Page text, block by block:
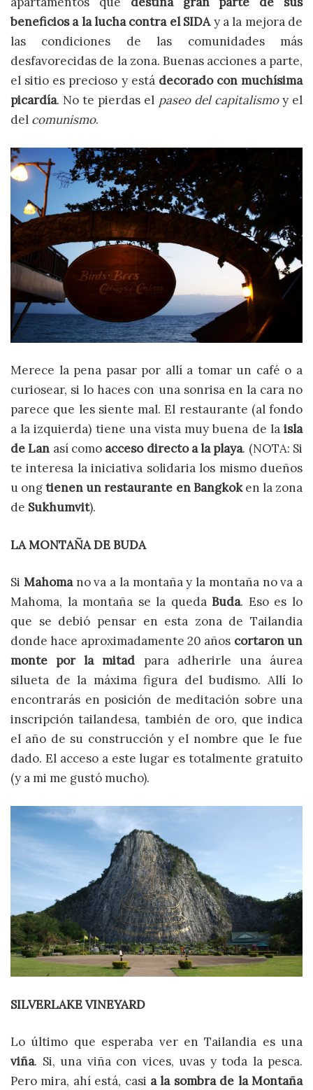
beneficios a la lucha contra el SIDAy a la mejora de
las condiciones de las comunidades más
desfavorecidas de la zona. Buenas acciones a parte,
el sitio es precioso y está decorado con muchísima
picardía. No te pierdas el paseo del capitalismoy el
del comunismo.
Merece la pena pasar por allí a tomar un café o a
curiosear, si lo haces con una sonrisa en la cara no
parece que les siente mal. El restaurante (al fondo
a la izquierda) tiene una vista muy buena de la isla
de Lan así como acceso directo a la playa. (NOTA: Si
te interesa la iniciativa solidaria los mismo dueños
u ongtienen un restaurante en Bangkoken la zona
de Sukhumvit).
LA MONTAÑA DE BUDA
Si Mahomano va a la montaña y la montaña no va a
Mahoma, la montaña se la quedaBuda. Eso es lo
que se debió pensar en esta zona de Tailandia
donde hace aproximadamente 20 años cortaron un
monte por la mitad para adherirle una áurea
silueta de la máxima figura del budismo. Allí lo
encontrarás en posición de meditación sobre una
inscripción tailandesa, también de oro, que indica
el año de su construcción y el nombre que le fue
dado. El acceso a este lugar es totalmente gratuito
(y a mi me gustó mucho).
SILVERLAKE VINEYARD
Lo último que esperaba ver en Tailandia es una
viña. Si, una viña con vices, uvas y toda la pesca.
Pero mira, ahí está, casi a la sombra de la Montaña